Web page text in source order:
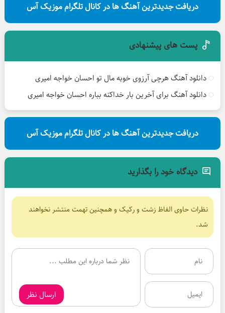
دریافت جدیدترین آهنگ ها در کانال تلگرام موزیک آس
پست های پیشنهادی
دانلود آهنگ هرچی آرزوی خوبه مال تو احسان خواجه امیری
دانلود آهنگ برای آخرین بار خداکنه بباره احسان خواجه امیری
دریافت جدیدترین آهنگ ها در کانال تلگرام موزیک آس
دیدگاه خود را بگذارید
نظرات حاوی الفاظ زشت و رکیک و همچنین تهمت منتشر نخواهند
شد.
ارسال نظر